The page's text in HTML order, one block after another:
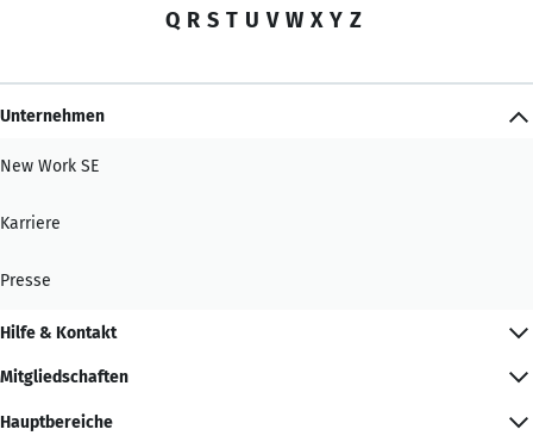
Q R S T U V W X Y Z
Unternehmen
New Work SE
Karriere
Presse
Hilfe & Kontakt
Mitgliedschaften
Hauptbereiche